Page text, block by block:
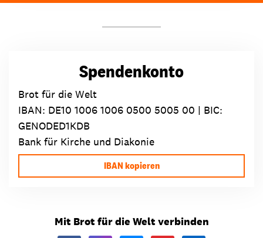
Spendenkonto
Brot für die Welt
IBAN: DE10 1006 1006 0500 5005 00 | BIC:
GENODED1KDB
Bank für Kirche und Diakonie
IBAN kopieren
Mit Brot für die Welt verbinden